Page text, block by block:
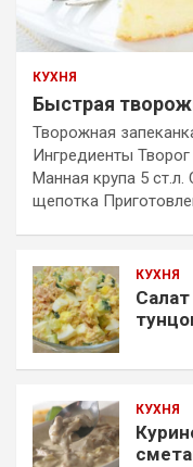
КУХНЯ
Быстрая
Творожная
Ингредиенты
Манная крупа 5 ст.л.
щепотка
КУХНЯ
КУХНЯ